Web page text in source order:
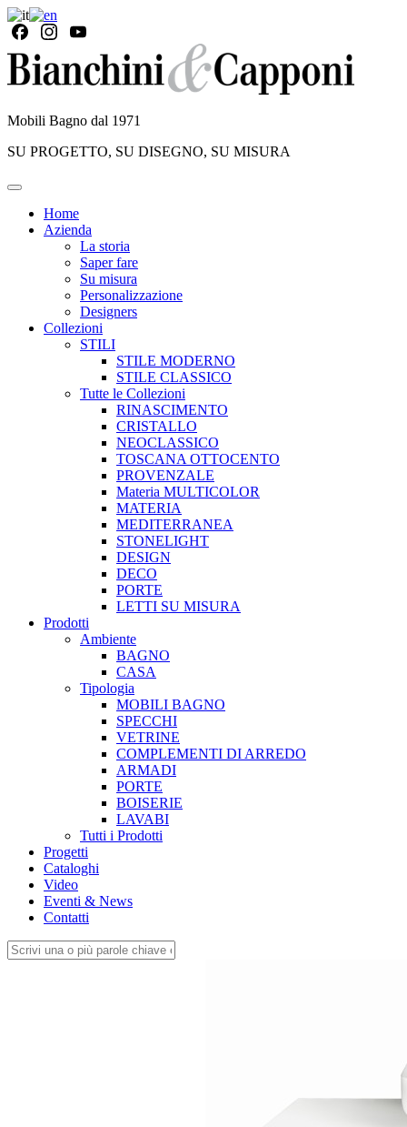
Mobili Bagno dal 1971
SU PROGETTO, SU DISEGNO, SU MISURA
Home
Azienda
La storia
Saper fare
Su misura
Personalizzazione
Designers
Collezioni
STILI
STILE MODERNO
STILE CLASSICO
Tutte le Collezioni
RINASCIMENTO
CRISTALLO
NEOCLASSICO
TOSCANA OTTOCENTO
PROVENZALE
Materia MULTICOLOR
MATERIA
MEDITERRANEA
STONELIGHT
DESIGN
DECO
PORTE
LETTI SU MISURA
Prodotti
Ambiente
BAGNO
CASA
Tipologia
MOBILI BAGNO
SPECCHI
VETRINE
COMPLEMENTI DI ARREDO
ARMADI
PORTE
BOISERIE
LAVABI
Tutti i Prodotti
Progetti
Cataloghi
Video
Eventi & News
Contatti